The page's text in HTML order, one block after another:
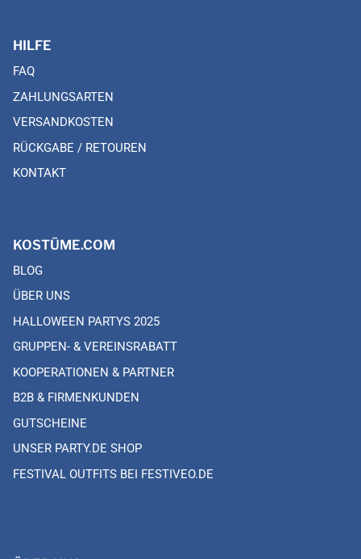
HILFE
FAQ
ZAHLUNGSARTEN
VERSANDKOSTEN
RÜCKGABE / RETOUREN
KONTAKT
KOSTÜME.COM
BLOG
ÜBER UNS
HALLOWEEN PARTYS 2025
GRUPPEN- & VEREINSRABATT
KOOPERATIONEN & PARTNER
B2B & FIRMENKUNDEN
GUTSCHEINE
UNSER PARTY.DE SHOP
FESTIVAL OUTFITS BEI FESTIVEO.DE